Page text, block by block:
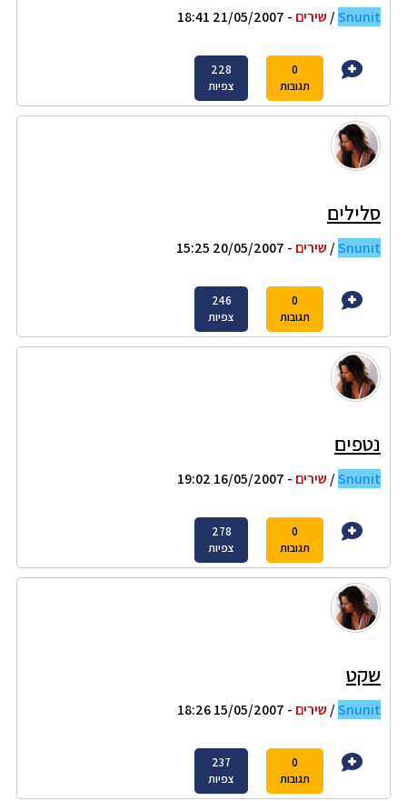
Snunit
/ שירים - 21/05/2007 18:41
0
תגובות
228
צפיות
סלילים
Snunit
/ שירים - 20/05/2007 15:25
0
תגובות
246
צפיות
נטפים
Snunit
/ שירים - 16/05/2007 19:02
0
תגובות
278
צפיות
שקט
Snunit
/ שירים - 15/05/2007 18:26
0
תגובות
237
צפיות